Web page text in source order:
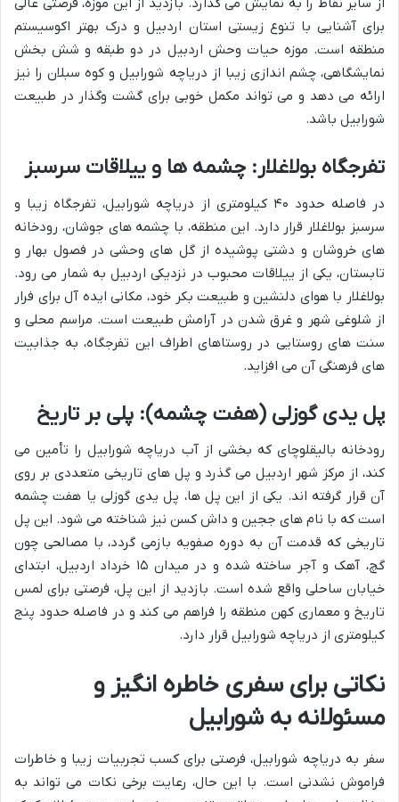
از سایر نقاط را به نمایش می گذارد. بازدید از این موزه، فرصتی عالی
برای آشنایی با تنوع زیستی استان اردبیل و درک بهتر اکوسیستم
منطقه است. موزه حیات وحش اردبیل در دو طبقه و شش بخش
نمایشگاهی، چشم اندازی زیبا از دریاچه شورابیل و کوه سبلان را نیز
ارائه می دهد و می تواند مکمل خوبی برای گشت وگذار در طبیعت
شورابیل باشد.
تفرجگاه بولاغلار: چشمه ها و ییلاقات سرسبز
در فاصله حدود ۴۰ کیلومتری از دریاچه شورابیل، تفرجگاه زیبا و
سرسبز بولاغلار قرار دارد. این منطقه، با چشمه های جوشان، رودخانه
های خروشان و دشتی پوشیده از گل های وحشی در فصول بهار و
تابستان، یکی از ییلاقات محبوب در نزدیکی اردبیل به شمار می رود.
بولاغلار با هوای دلنشین و طبیعت بکر خود، مکانی ایده آل برای فرار
از شلوغی شهر و غرق شدن در آرامش طبیعت است. مراسم محلی و
سنت های روستایی در روستاهای اطراف این تفرجگاه، به جذابیت
های فرهنگی آن می افزاید.
پل یدی گوزلی (هفت چشمه): پلی بر تاریخ
رودخانه بالیقلوچای که بخشی از آب دریاچه شورابیل را تأمین می
کند، از مرکز شهر اردبیل می گذرد و پل های تاریخی متعددی بر روی
آن قرار گرفته اند. یکی از این پل ها، پل یدی گوزلی یا هفت چشمه
است که با نام های ججین و داش کسن نیز شناخته می شود. این پل
تاریخی که قدمت آن به دوره صفویه بازمی گردد، با مصالحی چون
گچ، آهک و آجر ساخته شده و در میدان ۱۵ خرداد اردبیل، ابتدای
خیابان ساحلی واقع شده است. بازدید از این پل، فرصتی برای لمس
تاریخ و معماری کهن منطقه را فراهم می کند و در فاصله حدود پنج
کیلومتری از دریاچه شورابیل قرار دارد.
نکاتی برای سفری خاطره انگیز و
مسئولانه به شورابیل
سفر به دریاچه شورابیل، فرصتی برای کسب تجربیات زیبا و خاطرات
فراموش نشدنی است. با این حال، رعایت برخی نکات می تواند به